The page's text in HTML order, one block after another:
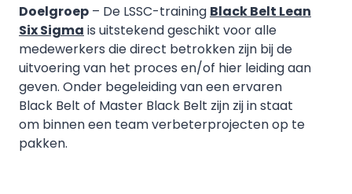
Doelgroep – De LSSC-training Black Belt Lean
Six Sigma is uitstekend geschikt voor alle
medewerkers die direct betrokken zijn bij de
uitvoering van het proces en/of hier leiding aan
geven. Onder begeleiding van een ervaren
Black Belt of Master Black Belt zijn zij in staat
om binnen een team verbeterprojecten op te
pakken.